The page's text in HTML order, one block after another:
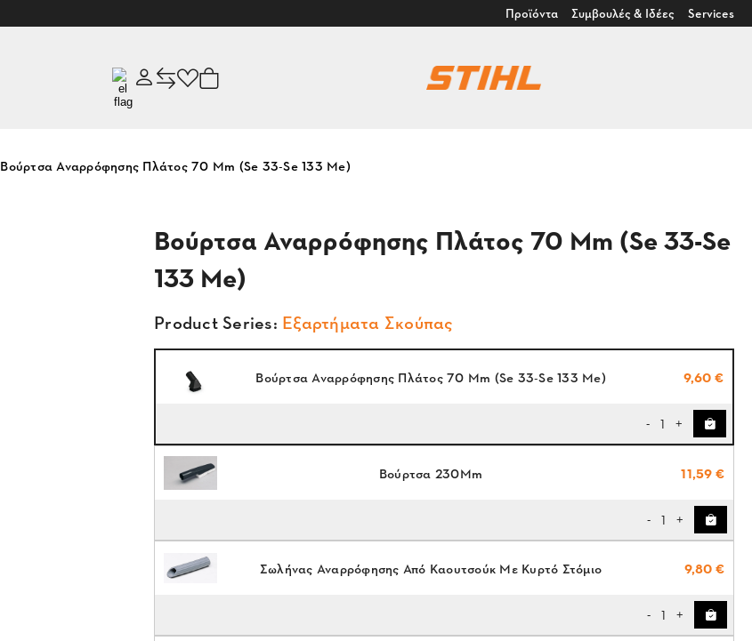
Προϊόντα Συμβουλές & Ιδέες Services
Βούρτσα Αναρρόφησης Πλάτος 70 Mm (Se 33-Se 133 Me)
Βούρτσα Αναρρόφησης Πλάτος 70 Mm (Se 33-Se
133 Me)
Product Series: Εξαρτήματα Σκούπας
Βούρτσα Αναρρόφησης Πλάτος 70 Mm (Se 33-Se 133 Me) 9,60 €
- 1 +
Βούρτσα 230Mm 11,59 €
- 1 +
Σωλήνας Αναρρόφησης Από Καουτσούκ Με Κυρτό Στόμιο 9,80 €
- 1 +